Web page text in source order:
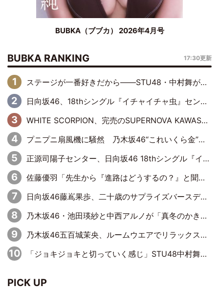
BUBKA（ブブカ） 2026年4月号
BUBKA RANKING 17:30更新
ステージが一番好きだから――STU48・中村舞が描く“これからの私”
日向坂46、18thシングル『イチャイチャ虫』センターは正源司陽子に決定& 佐藤優羽や平岡海月など、“ひなた坂46”からの選抜入りも注目！
WHITE SCORPION、完売のSUPERNOVA KAWASAKIで沸いた“着席型LIVE” 『BASE Live #16』昼公演リポート
プニプニ扇風機に騒然 乃木坂46“これいくら金”延長中は今回もわちゃわちゃ全開
正源司陽子センター、日向坂46 18thシングル『イチャイチャ虫』新ビジュアル公開
佐藤優羽「先生から『進路はどうするの？』と聞かれて。『実は……』とXのトレンドで1位になっているスマホを見せました」【日向坂46『五期生LIVE』開催記念 五期生“変革”ドキュメンタリー③】
日向坂46藤嶌果歩、二十歳のサプライズバースデーに大喜び「頼られる先輩になれるように努力していきたい」
乃木坂46・池田瑛紗と中西アルノが「真冬のかき氷」騒動で火花散らす！ 因縁の裏にあるのは、逆境をともに“凌”ぐ似た者同士の絆
乃木坂46五百城茉央、ルームウエアでリラックス「今回のグラビアを見て成長を感じていただけるとうれしい」
「ジョキジョキと切っていく感じ」STU48中村舞、新しい挑戦は自らの手で
PICK UP